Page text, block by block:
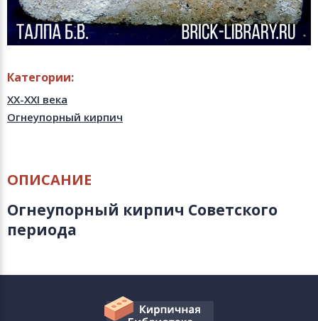
Категории:
XX-XXI века
Огнеупорный кирпич
ОПИСАНИЕ
Огнеупорный кирпич Советского
периода